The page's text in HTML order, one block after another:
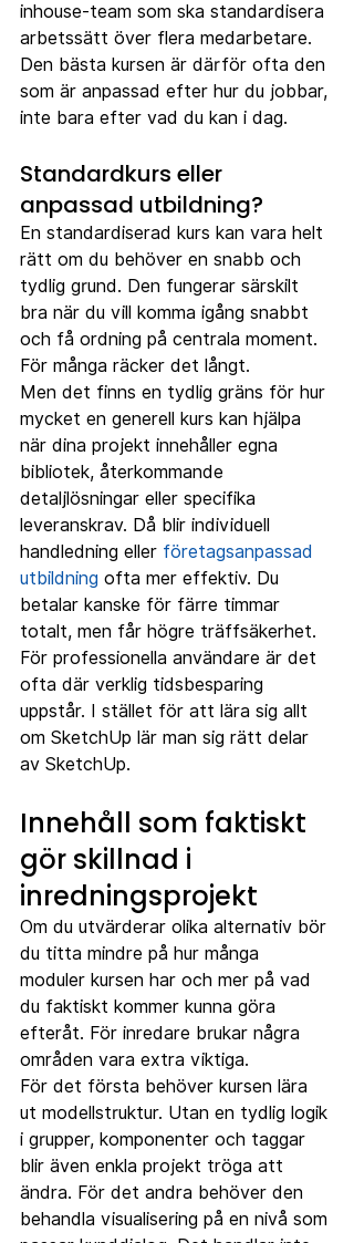
inhouse-team som ska standardisera
arbetssätt över flera medarbetare.
Den bästa kursen är därför ofta den
som är anpassad efter hur du jobbar,
inte bara efter vad du kan i dag.
Standardkurs eller
anpassad utbildning?
En standardiserad kurs kan vara helt
rätt om du behöver en snabb och
tydlig grund. Den fungerar särskilt
bra när du vill komma igång snabbt
och få ordning på centrala moment.
För många räcker det långt.
Men det finns en tydlig gräns för hur
mycket en generell kurs kan hjälpa
när dina projekt innehåller egna
bibliotek, återkommande
detaljlösningar eller specifika
leveranskrav. Då blir individuell
handledning eller företagsanpassad
utbildning ofta mer effektiv. Du
betalar kanske för färre timmar
totalt, men får högre träffsäkerhet.
För professionella användare är det
ofta där verklig tidsbesparing
uppstår. I stället för att lära sig allt
om SketchUp lär man sig rätt delar
av SketchUp.
Innehåll som faktiskt
gör skillnad i
inredningsprojekt
Om du utvärderar olika alternativ bör
du titta mindre på hur många
moduler kursen har och mer på vad
du faktiskt kommer kunna göra
efteråt. För inredare brukar några
områden vara extra viktiga.
För det första behöver kursen lära
ut modellstruktur. Utan en tydlig logik
i grupper, komponenter och taggar
blir även enkla projekt tröga att
ändra. För det andra behöver den
behandla visualisering på en nivå som